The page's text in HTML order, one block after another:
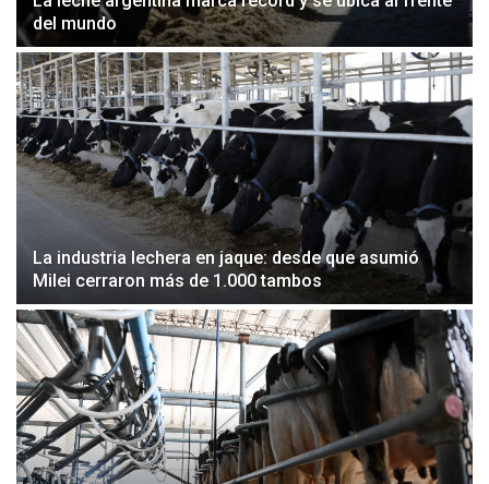
del mundo
La industria lechera en jaque: desde que asumió
Milei cerraron más de 1.000 tambos